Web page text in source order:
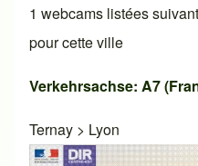
1 webcams listées
pour cette ville
Verkehrsachse: A7
Ternay > Lyon